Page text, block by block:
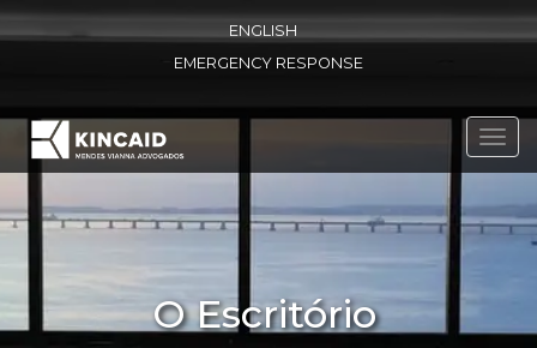
ENGLISH
EMERGENCY RESPONSE
O Escritório